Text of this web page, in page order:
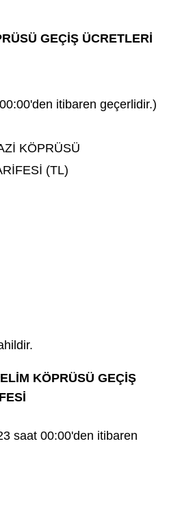
GEÇİŞ ÜCRETLERİ
itibaren geçerlidir.)
KÖPRÜSÜ
(TL)
KÖPRÜSÜ GEÇİŞ
00:00'den itibaren